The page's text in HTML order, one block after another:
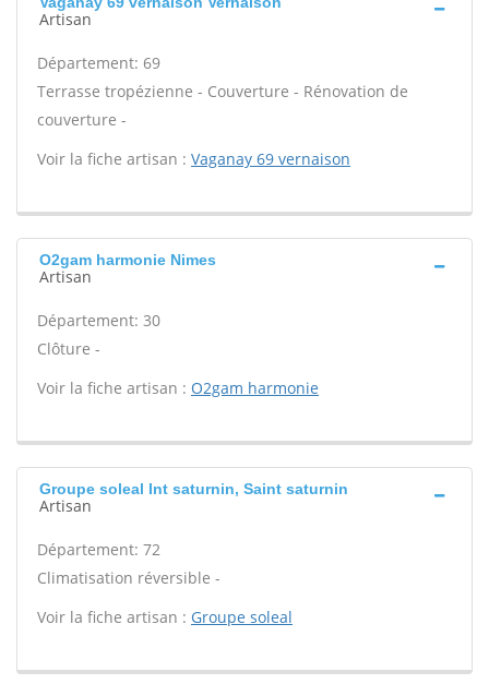
Artisan
Département: 69
Terrasse tropézienne - Couverture - Rénovation de
couverture -
Voir la fiche artisan : Vaganay 69 vernaison
O2gam harmonie Nimes
Artisan
Département: 30
Clôture -
Voir la fiche artisan : O2gam harmonie
Groupe soleal Int saturnin, Saint saturnin
Artisan
Département: 72
Climatisation réversible -
Voir la fiche artisan : Groupe soleal